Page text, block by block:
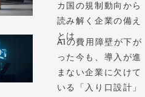
カ国の規制動向から
読み解く企業の備え
とは
AIの費用障壁が下が
った今も、導入が進
まない企業に欠けて
いる「入り口設計」